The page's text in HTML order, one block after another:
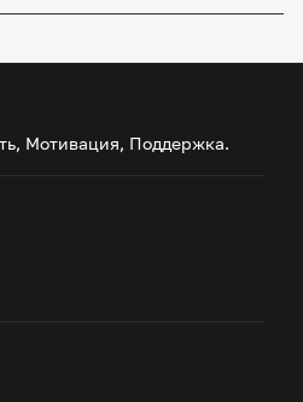
Мотивация, Поддержка.